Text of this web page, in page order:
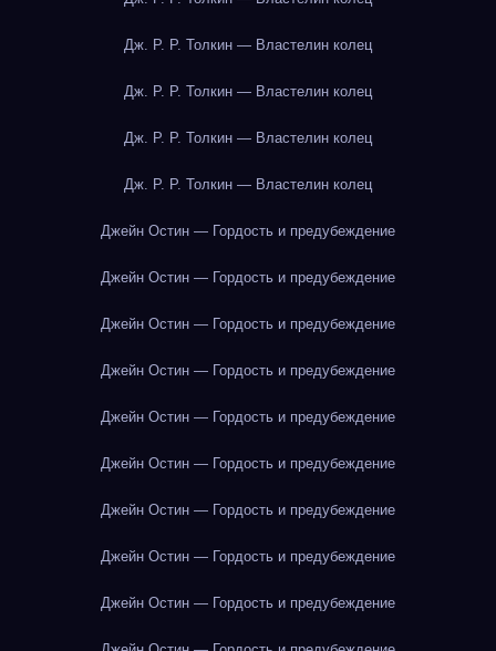
Дж. Р. Р. Толкин — Властелин колец
Дж. Р. Р. Толкин — Властелин колец
Дж. Р. Р. Толкин — Властелин колец
Дж. Р. Р. Толкин — Властелин колец
Джейн Остин — Гордость и предубеждение
Джейн Остин — Гордость и предубеждение
Джейн Остин — Гордость и предубеждение
Джейн Остин — Гордость и предубеждение
Джейн Остин — Гордость и предубеждение
Джейн Остин — Гордость и предубеждение
Джейн Остин — Гордость и предубеждение
Джейн Остин — Гордость и предубеждение
Джейн Остин — Гордость и предубеждение